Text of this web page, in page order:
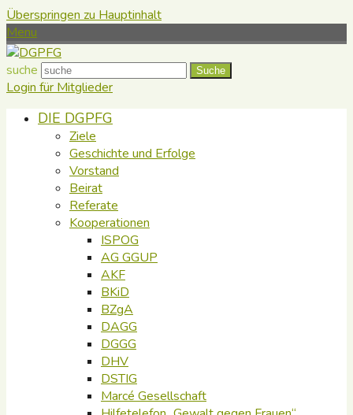
Überspringen zu Hauptinhalt
Menu
suche Suche
Login für Mitglieder
DIE DGPFG
Ziele
Geschichte und Erfolge
Vorstand
Beirat
Referate
Kooperationen
ISPOG
AG GGUP
AKF
BKiD
BZgA
DAGG
DGGG
DHV
DSTIG
Marcé Gesellschaft